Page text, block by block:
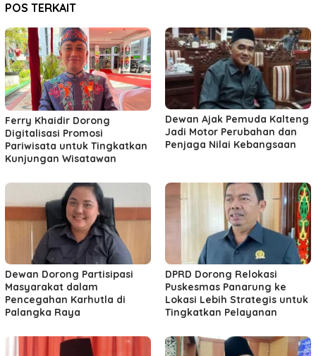
POS TERKAIT
Ferry Khaidir Dorong
Digitalisasi Promosi
Pariwisata untuk Tingkatkan
Kunjungan Wisatawan
Dewan Ajak Pemuda Kalteng
Jadi Motor Perubahan dan
Penjaga Nilai Kebangsaan
Dewan Dorong Partisipasi
Masyarakat dalam
Pencegahan Karhutla di
Palangka Raya
DPRD Dorong Relokasi
Puskesmas Panarung ke
Lokasi Lebih Strategis untuk
Tingkatkan Pelayanan